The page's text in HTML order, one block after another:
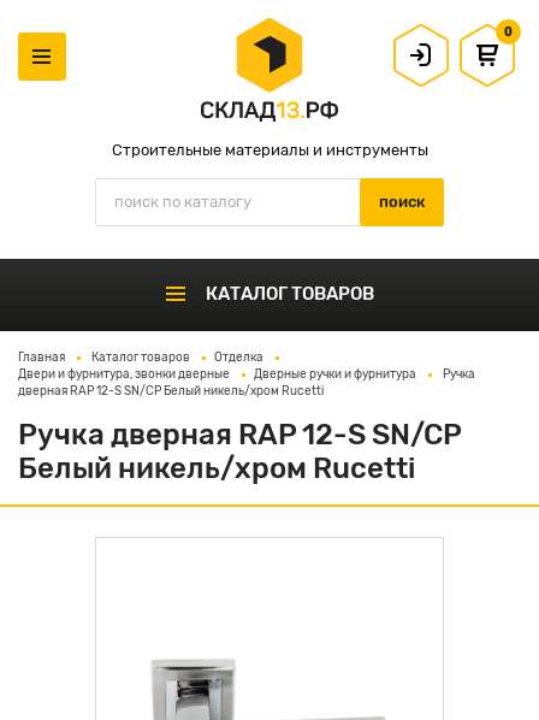
Строительные материалы и инструменты
0
КАТАЛОГ ТОВАРОВ
Главная Каталог товаров
Отделка
Двери и фурнитура, звонки дверные
Дверные ручки и фурнитура
Ручка
дверная RAP 12-S SN/CP Белый никель/хром Rucetti
Ручка дверная RAP 12-S SN/CP
Белый никель/хром Rucetti